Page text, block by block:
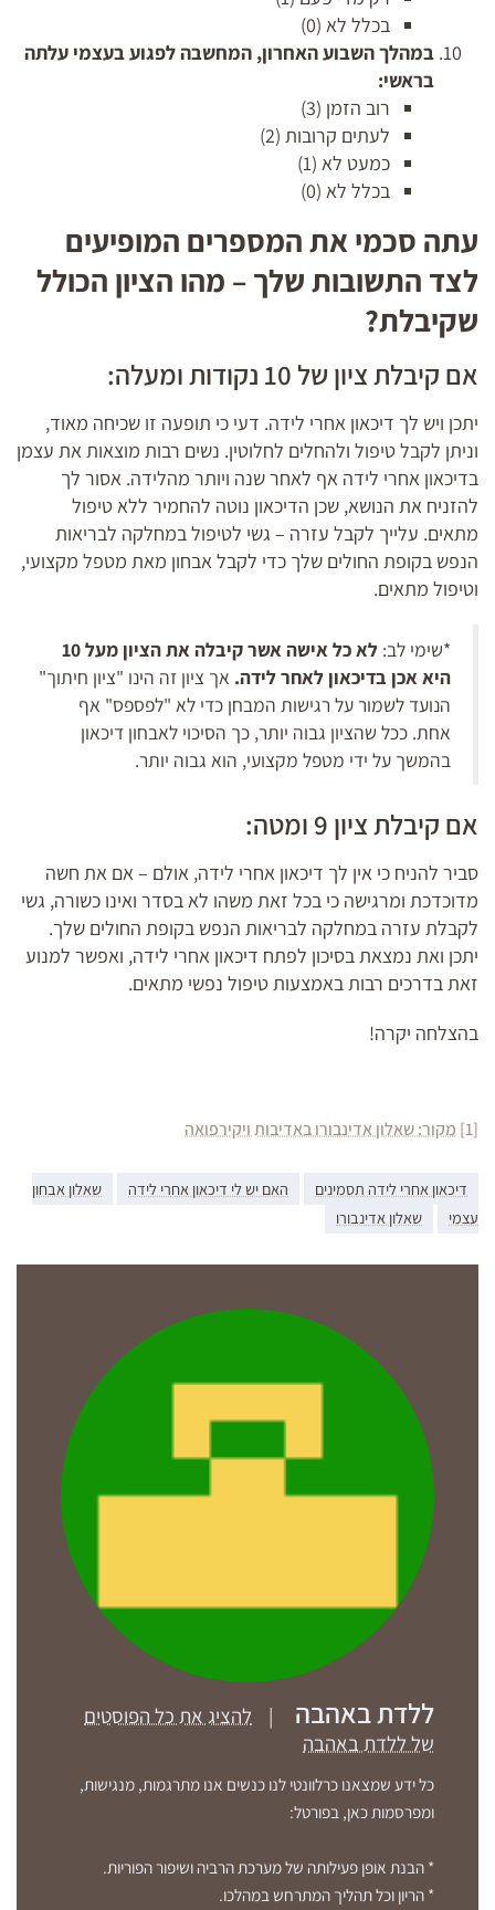
בכלל לא (0)
במהלך השבוע האחרון, המחשבה לפגוע בעצמי עלתה
בראשי:
רוב הזמן (3)
לעתים קרובות (2)
כמעט לא (1)
בכלל לא (0)
עתה סכמי את המספרים המופיעים
לצד התשובות שלך – מהו הציון הכולל
שקיבלת?
אם קיבלת ציון של 10 נקודות ומעלה:
יתכן ויש לך דיכאון אחרי לידה. דעי כי תופעה זו שכיחה מאוד,
וניתן לקבל טיפול ולהחלים לחלוטין. נשים רבות מוצאות את עצמן
בדיכאון אחרי לידה אף לאחר שנה ויותר מהלידה. אסור לך
להזניח את הנושא, שכן הדיכאון נוטה להחמיר ללא טיפול
מתאים. עלייך לקבל עזרה – גשי לטיפול במחלקה לבריאות
הנפש בקופת החולים שלך כדי לקבל אבחון מאת מטפל מקצועי,
וטיפול מתאים.
*שימי לב:
לא כל אישה אשר קיבלה את הציון מעל 10
היא אכן בדיכאון לאחר לידה. אך ציון זה הינו "ציון חיתוך"
הנועד לשמור על רגישות המבחן כדי לא "לפספס" אף
אחת. ככל שהציון גבוה יותר, כך הסיכוי לאבחון דיכאון
בהמשך על ידי מטפל מקצועי, הוא גבוה יותר.
אם קיבלת ציון 9 ומטה:
סביר להניח כי אין לך דיכאון אחרי לידה, אולם – אם את חשה
מדוכדכת ומרגישה כי בכל זאת משהו לא בסדר ואינו כשורה, גשי
לקבלת עזרה במחלקה לבריאות הנפש בקופת החולים שלך.
יתכן ואת נמצאת בסיכון לפתח דיכאון אחרי לידה, ואפשר למנוע
זאת בדרכים רבות באמצעות טיפול נפשי מתאים.
בהצלחה יקרה!
[1] מקור: שאלון אדינבורו באדיבות ויקירפואה
דיכאון אחרי לידה תסמינים האם יש לי דיכאון אחרי לידה
שאלון אבחון
עצמי
שאלון אדינבורו
ללדת באהבה |
להציג את כל הפוסטים
של ללדת באהבה
כל ידע שמצאנו כרלוונטי לנו כנשים אנו מתרגמות, מנגישות,
ומפרסמות כאן, בפורטל:
* הבנת אופן פעילותה של מערכת הרביה ושיפור הפוריות.
* הריון וכל תהליך המתרחש במהלכו.